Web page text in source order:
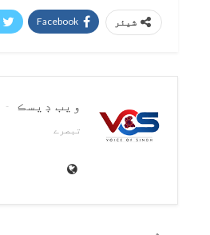
شیئر Facebook
ويب ڊيسڪ
تبصرے